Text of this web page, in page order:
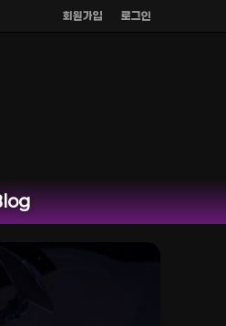
회원가입 로그인
은 운영하지 않습니다.